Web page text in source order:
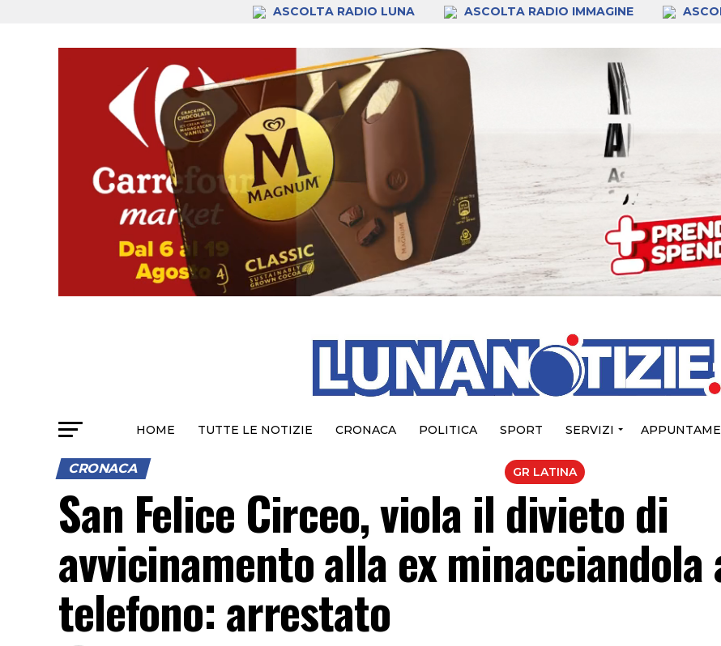
ASCOLTA RADIO LUNA ASCOLTA RADIO IMMAGINE
HOME TUTTE LE NOTIZIE CRONACA POLITICA SPORT SERVIZI
GR LATINA
CRONACA
San Felice Circeo, viola il divieto di
avvicinamento alla ex minacciandola
telefono: arrestato